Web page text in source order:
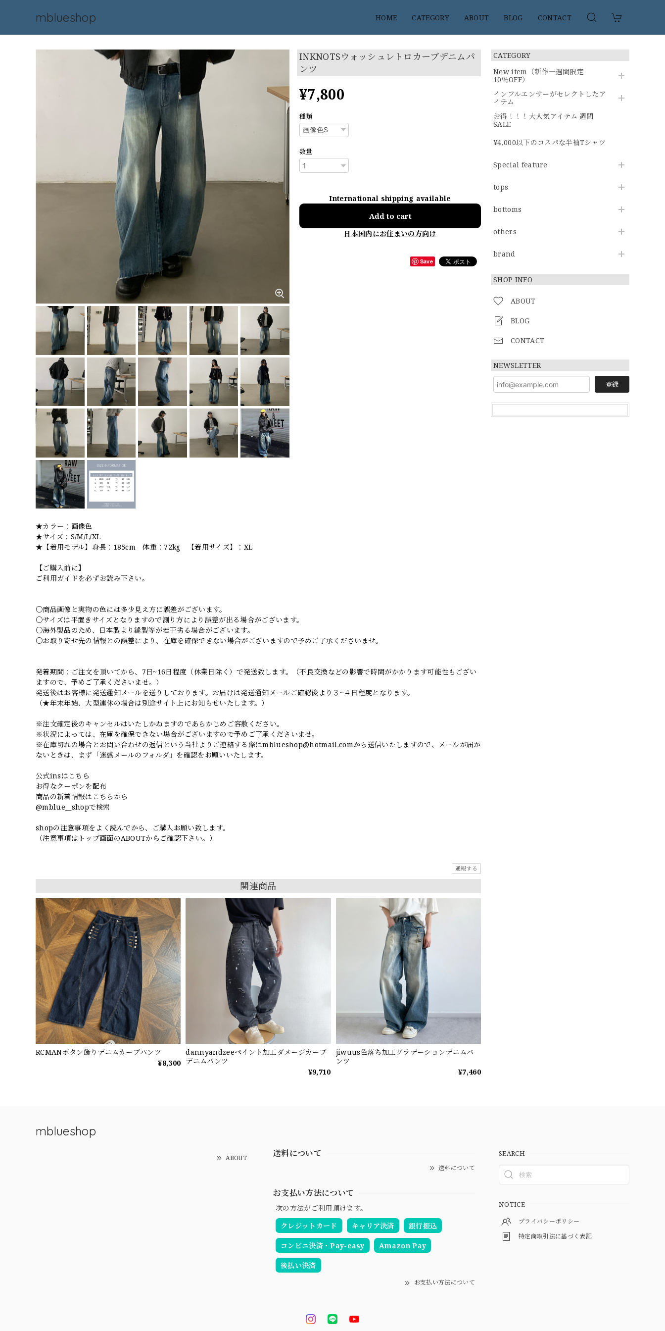
mblueshop HOME CATEGORY ABOUT BLOG CONTACT
CATEGORY
New item（新作一週間限定
10％OFF）
インフルエンサーがセレクトしたア
イテム
お得！！！大人気アイテム 週間
SALE
¥4,000以下のコスパな半袖Tシャツ
Special feature
tops
bottoms
others
brand
SHOP INFO
ABOUT
BLOG
CONTACT
NEWSLETTER
登録
INKNOTSウォッシュレトロカーブデニムパ
ンツ
¥7,800
種類
数量
International shipping available
Add to cart
日本国内にお住まいの方向け
Save
★カラー：画像色
★サイズ：S/M/L/XL
★【着用モデル】身長：185cm 体重：72kg 【着用サイズ】：XL
【ご購入前に】
ご利用ガイドを必ずお読み下さい。
○商品画像と実物の色には多少見え方に誤差がございます。
○サイズは平置きサイズとなりますので測り方により誤差が出る場合がございます。
○海外製品のため、日本製より縫製等が若干劣る場合がございます。
○お取り寄せ先の情報との誤差により、在庫を確保できない場合がございますので予めご了承くださいませ。
発着期間：ご注文を頂いてから、7日~16日程度（休業日除く）で発送致します。（不良交換などの影響で時間がかかります可能性もござい
ますので、予めご了承くださいませ。）
発送後はお客様に発送通知メールを送りしております。お届けは発送通知メールご確認後より３~４日程度となります。
（★年末年始、大型連休の場合は別途サイト上にお知らせいたします。）
※注文確定後のキャンセルはいたしかねますのであらかじめご容赦ください。
※状況によっては、在庫を確保できない場合がございますので予めご了承くださいませ。
※在庫切れの場合とお問い合わせの返信という当社よりご連絡する際はmblueshop@hotmail.comから送信いたしますので、メールが届か
ないときは、まず「迷惑メールのフォルダ」を確認をお願いいたします。
公式insはこちら
お得なクーポンを配布
商品の新着情報はこちらから
@mblue__shopで検索
shopの注意事項をよく読んでから、ご購入お願い致します。
（注意事項はトップ画面のABOUTからご確認下さい。）
通報する
関連商品
RCMANボタン飾りデニムカーブパンツ
¥8,300
dannyandzeeペイント加工ダメージカーブ
デニムパンツ
¥9,710
jiwuus色落ち加工グラデーションデニムパ
ンツ
¥7,460
mblueshop
ABOUT 送料について
送料について
お支払い方法について
次の方法がご利用頂けます。
クレジットカード
キャリア決済 銀行振込
コンビニ決済・Pay-easy Amazon Pay
後払い決済
お支払い方法について
SEARCH
NOTICE
プライバシーポリシー
特定商取引法に基づく表記